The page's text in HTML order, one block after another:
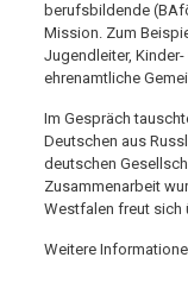
berufsbildende
Mission. Zum
Jugendleiter,
ehrenamtliche
Im Gespräch
Deutschen aus
deutschen
Zusammenarbeit
Westfalen freut sich
Weitere